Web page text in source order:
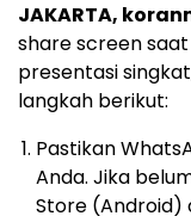
JAKARTA,
share screen
presentasi
langkah berikut:
Pastikan
Anda. Jika
Store (Android)